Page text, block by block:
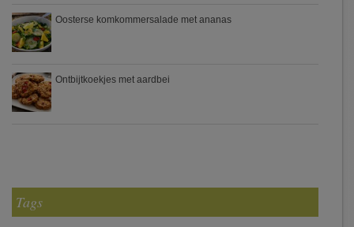
Oosterse komkommersalade met ananas
Ontbijtkoekjes met aardbei
Tags